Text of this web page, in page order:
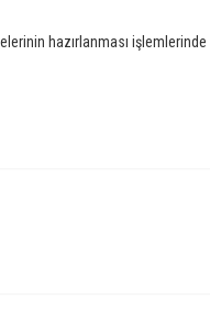
hazırlanması işlemlerinde